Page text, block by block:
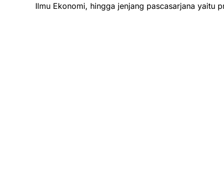
Ilmu Ekonomi, hingga jenjang pascasarjana yaitu